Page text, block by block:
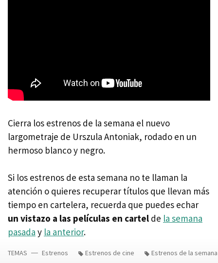
Cierra los estrenos de la semana el nuevo
largometraje de Urszula Antoniak, rodado en un
hermoso blanco y negro.
Si los estrenos de esta semana no te llaman la
atención o quieres recuperar títulos que llevan más
tiempo en cartelera, recuerda que puedes echar
un vistazo a las películas en cartel de la semana
pasada y la anterior.
TEMAS Estrenos Estrenos de cine Estrenos de la semana